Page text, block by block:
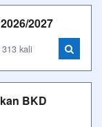
2027
kali
BKD